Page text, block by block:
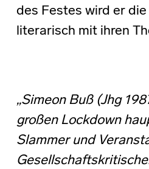
des Festes wird er
literarisch mit ihren
„Simeon Buß (Jhg
großen Lockdown
Slammer und